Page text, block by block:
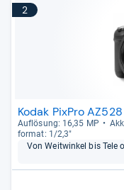
2
Kodak PixPro AZ528
Auf­lö­sung: 16,35 MP
for­mat: 1/2,3"
Von Weit­win­kel bis Tele